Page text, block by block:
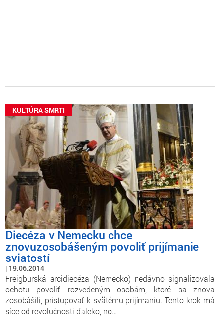
KULTÚRA SMRTI
Diecéza v Nemecku chce
znovuzosobášeným povoliť prijímanie
sviatostí
19.06.2014
Freigburská arcidiecéza (Nemecko) nedávno signalizovala
ochotu povoliť rozvedeným osobám, ktoré sa znova
zosobášili, pristupovať k svätému prijímaniu. Tento krok má
síce od revolučnosti ďaleko, no…